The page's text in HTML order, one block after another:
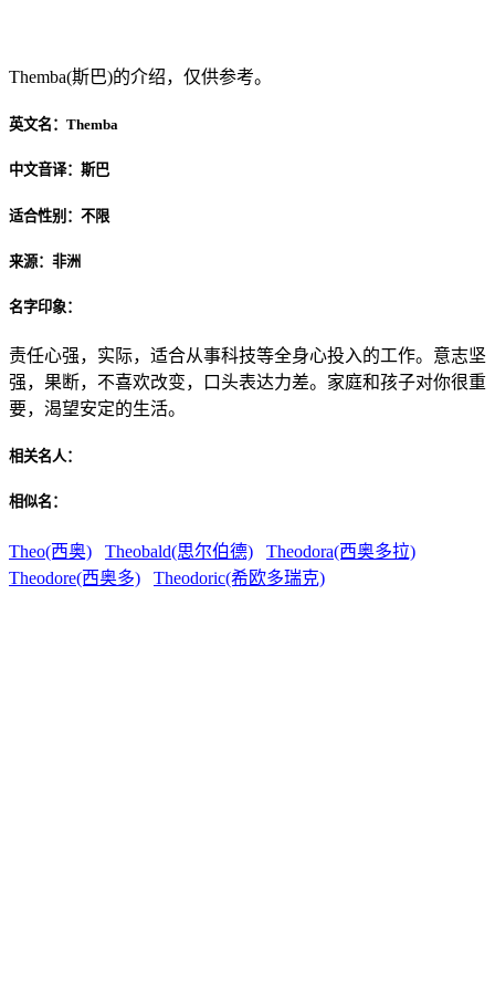
Themba(斯巴)的介绍，仅供参考。
英文名： Themba
中文音译： 斯巴
适合性别： 不限
来源： 非洲
名字印象：
责任心强，实际，适合从事科技等全身心投入的工作。意志坚
强，果断，不喜欢改变，口头表达力差。家庭和孩子对你很重
要，渴望安定的生活。
相关名人：
相似名：
Theo(西奥) Theobald(思尔伯德)
Theodora(西奥多拉)
Theodore(西奥多)
Theodoric(希欧多瑞克)